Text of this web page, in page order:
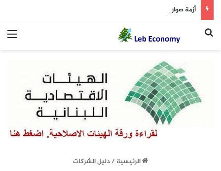
أزمة صواريخ لدى إسرائيل!
بحث عن
الرئيسية/دليل الشركات